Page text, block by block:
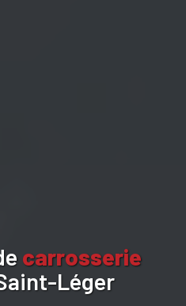
carrosserie
Léger